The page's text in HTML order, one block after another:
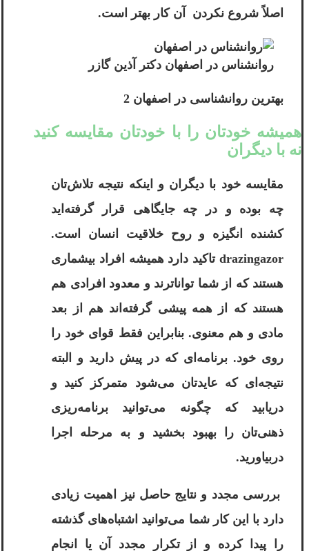
اصلاً شروع نکردن آن کار بهتر است.
روانشناس در اصفهان دکتر آذین گازر
بهترین روانشناسی در اصفهان 2
همیشه خودتان را با خودتان مقایسه کنید
نه با دیگران
مقایسه خود با دیگران و اینکه نتیجه تلاش‌تان
چه بوده و در چه جایگاهی قرار گرفته‌اید
کشنده انگیزه و روح خلاقیت انسان است.
drazingazor تاکید دارد همیشه افراد بیشماری
هستند که از شما تواناترند و معدود افرادی هم
هستند که از همه پیشی گرفته‌اند هم از بعد
مادی و هم معنوی. بنابراین فقط قوای خود را
روی خود. برنامه‌ای که در پیش دارید و البته
نتیجه‌ای که عایدتان می‌شود متمرکز کنید و
دریابید که چگونه می‌توانید برنامه‌ریزی
ذهنی‌تان را بهبود بخشید و به مرحله اجرا
در‌بیاورید.
بررسی مجدد و نتایج حاصل نیز اهمیت زیادی
دارد با این کار شما می‌توانید اشتباه‌های گذشته
را پیدا کرده و از تکرار مجدد آن یا انجام